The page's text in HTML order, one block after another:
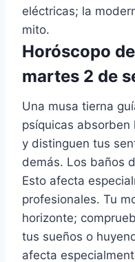
eléctricas; la
mito.
Horóscopo
martes 2 de
Una musa tierna
psíquicas absorben
y distinguen tus
demás. Los baños
Esto afecta
profesionales. Tu
horizonte;
tus sueños o
afecta